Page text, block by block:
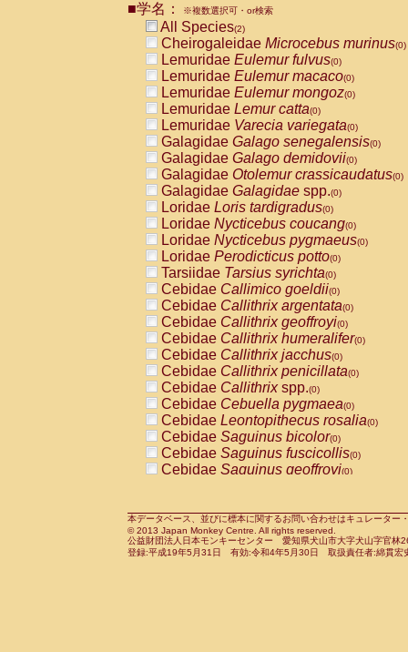
CebidaeCebus nigrivittatus
CebidaeCebus
CebidaeSaimiri boliviensis(0)
CebidaeSaimiri sciureus(0)
AtelidaeAlouatta caraya(0)
AtelidaeAlouatta fusca(0)
AtelidaeAlouatta seniculus
AtelidaeAlouattaspp.(0)
AtelidaeAteles belzebuth(0)
AtelidaeAteles geoffroyi(0)
AtelidaeAteles paniscus(0)
AtelidaeAtelesspp.(0)
Atelidae Lagothrix lagothricha
AtelidaeLagothrix lagothricha cana
PitheciidaeCacajao calvus
PitheciidaeCallicebus cupreus
PitheciidaeCallicebus donacophilus
PitheciidaeCallicebus moloch
PitheciidaeCallicebus torquatus
PitheciidaeCallicebusspp.(0)
PitheciidaeChiropotes satanas(0)
PitheciidaePithecia monachus
PitheciidaePithecia pithecia(0)
CercopithecidaeCercocebus agilis
CercopithecidaeCercocebus
CercopithecidaeCercocebus
CercopithecidaeCercocebus
CercopithecidaeCercocebus
CercopithecidaeCercocebushybrid
CercopithecidaePapio anubis(0)
CercopithecidaePapio cynocephalus
CercopithecidaePapio hamadryas(0)
■学名： ※複数選択可・or検索
All Species(2)
Cheirogaleidae Microcebus murinus(0)
Lemuridae Eulemur fulvus(0)
Lemuridae Eulemur macaco(0)
Lemuridae Eulemur mongoz(0)
Lemuridae Lemur catta(0)
Lemuridae Varecia variegata(0)
Galagidae Galago senegalensis(0)
Galagidae Galago demidovii(0)
Galagidae Otolemur crassicaudatus(0)
Galagidae Galagidae spp.(0)
Loridae Loris tardigradus(0)
Loridae Nycticebus coucang(0)
Loridae Nycticebus pygmaeus(0)
Loridae Perodicticus potto(0)
Tarsiidae Tarsius syrichta(0)
Cebidae Callimico goeldii(0)
Cebidae Callithrix argentata(0)
Cebidae Callithrix geoffroyi(0)
Cebidae Callithrix humeralifer(0)
Cebidae Callithrix jacchus(0)
Cebidae Callithrix penicillata(0)
Cebidae Callithrixspp.(0)
Cebidae Cebuella pygmaea(0)
Cebidae Leontopithecus rosalia(0)
Cebidae Saguinus bicolor(0)
Cebidae Saguinus fuscicollis(0)
Cebidae Saguinus geoffroyi(0)
CebidaeSaguinus leucopus(0)
CebidaeSaguinus midas(0)
Cebidae Saguinus mystax(0)
本データベース、並びに標本に関するお問い合わせはキュレータ
© 2013 Japan Monkey Centre. All rights reserved.
公益財団法人日本モンキーセンター 愛知県犬山市大字犬山字官
登録:平成19年5月31日 有効:令和4年5月30日 取扱責任者:綿貫宏